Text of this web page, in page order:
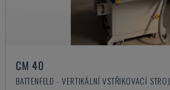
CM 40
BATTENFELD - VERTIKÁLNÍ VSTŘIKOVACÍ STROJ